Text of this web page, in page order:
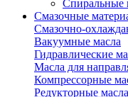
Спиральные
Смазочные
Смазочно-
Вакуумные масла
Гидравлические
Масла для
Компрессорные
Редукторные масла